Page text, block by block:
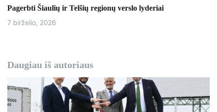
Pagerbti Šiaulių ir Telšių regionų verslo lyderiai
7 birželio, 2026
Daugiau iš autoriaus